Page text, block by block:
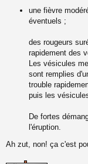
une fièvre
éventuels ;
des rougeurs
rapidement des
Les vésicules
sont remplies
trouble
puis les
De fortes
l'éruption.
Ah zut, non! ça c'est